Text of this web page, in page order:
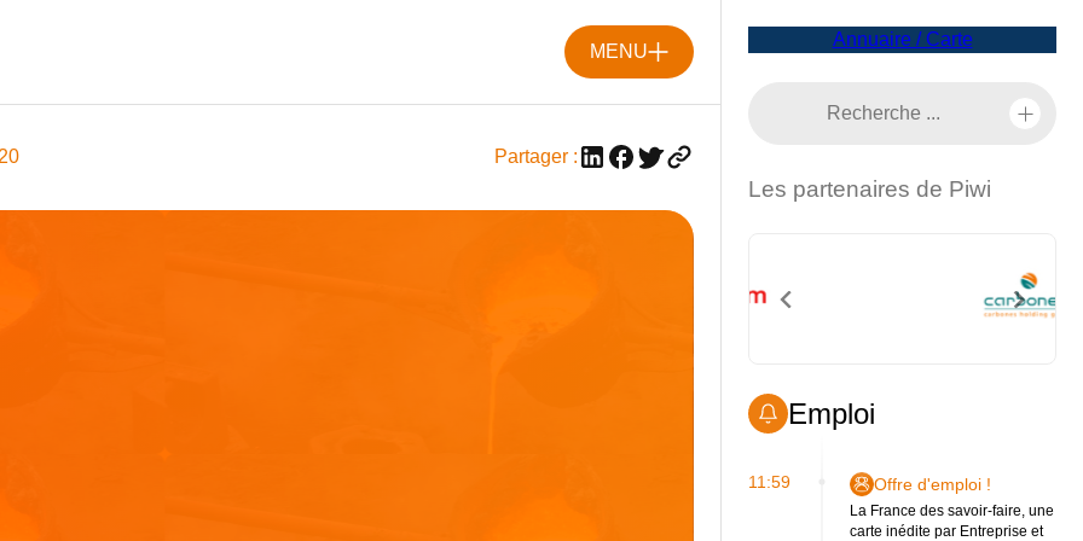
MENU
Partager :
Annuaire / Carte
Les partenaires de Piwi
Emploi
11:59 Offre d'emploi !
La France des savoir-faire, une
carte inédite par Entreprise et